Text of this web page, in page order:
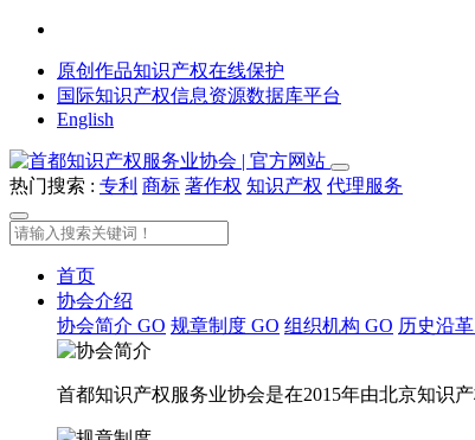
原创作品知识产权在线保护
国际知识产权信息资源数据库平台
English
热门搜索 : 专利 商标 著作权 知识产权 代理服务
首页
协会介绍
协会简介 GO 规章制度 GO 组织机构 GO 历史沿革
首都知识产权服务业协会是在2015年由北京知